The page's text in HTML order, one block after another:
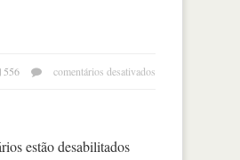
556 comentários desativados
estão desabilitados